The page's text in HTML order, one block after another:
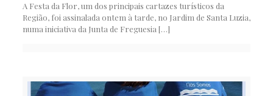
A Festa da Flor, um dos principais cartazes turísticos da
Região, foi assinalada ontem à tarde, no Jardim de Santa Luzia,
numa iniciativa da Junta de Freguesia […]